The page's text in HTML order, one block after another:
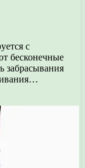
с
бесконечные
забрасывания